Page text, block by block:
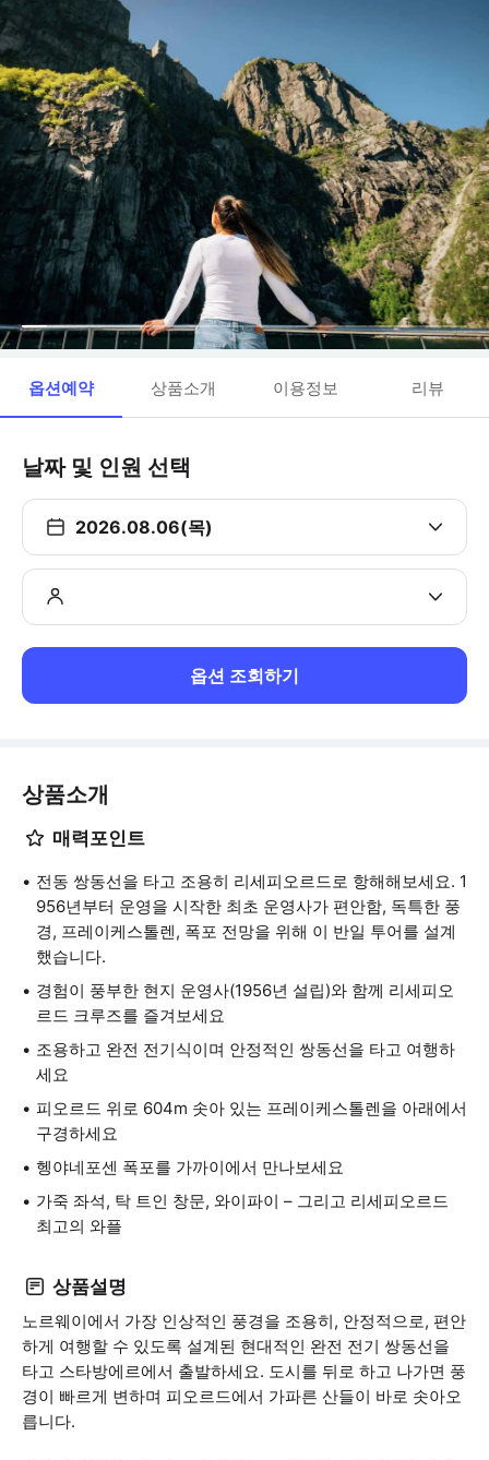
옵션예약 상품소개 이용정보 리뷰
날짜 및 인원 선택
2026.08.06(목)
옵션 조회하기
상품소개
매력포인트
전동 쌍동선을 타고 조용히 리세피오르드로 항해해보세요. 1
956년부터 운영을 시작한 최초 운영사가 편안함, 독특한 풍
경, 프레이케스톨렌, 폭포 전망을 위해 이 반일 투어를 설계
했습니다.
경험이 풍부한 현지 운영사(1956년 설립)와 함께 리세피오
르드 크루즈를 즐겨보세요
조용하고 완전 전기식이며 안정적인 쌍동선을 타고 여행하
세요
피오르드 위로 604m 솟아 있는 프레이케스톨렌을 아래에서
구경하세요
헹야네포센 폭포를 가까이에서 만나보세요
가죽 좌석, 탁 트인 창문, 와이파이 – 그리고 리세피오르드
최고의 와플
상품설명
노르웨이에서 가장 인상적인 풍경을 조용히, 안정적으로, 편안
하게 여행할 수 있도록 설계된 현대적인 완전 전기 쌍동선을
타고 스타방에르에서 출발하세요. 도시를 뒤로 하고 나가면 풍
경이 빠르게 변하며 피오르드에서 가파른 산들이 바로 솟아오
릅니다.